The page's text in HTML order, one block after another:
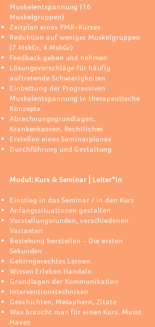
Muskelentspannung (16
Muskelgruppen)
Zeitplan eines PMR-Kurses
Reduktion auf weniger Muskelgruppen
(7 MskGr, 4 MskGr)
Feedback geben und nehmen
Lösungsvorschläge für häufig
auftretende Schwierigkeiten
Einbettung der Progressiven
Muskelentspannung in therapeutische
Konzepte
Abrechnungsgrundlagen,
Krankenkassen, Rechtliches
Erstellen eines Seminarplanes
Durchführung und Gestaltung
Modul: Kurs & Seminar⎪Leiter*in
Einstieg in das Seminar / in den Kurs
Anfangssituationen gestalten
Vorstellungsrunden, verschiedenen
Varianten
Beziehung herstellen - Die ersten
Sekunden
Gehirngerechtes Lernen
Wissen Erleben Handeln
Grundlagen der Kommunikation
Interventionstechniken
Geschichten, Metaphern, Zitate
Was braucht man für einen Kurs. Musst
Haves